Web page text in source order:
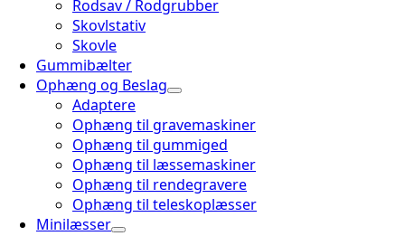
Rodsav / Rodgrubber
Skovlstativ
Skovle
Gummibælter
Ophæng og Beslag
Adaptere
Ophæng til gravemaskiner
Ophæng til gummiged
Ophæng til læssemaskiner
Ophæng til rendegravere
Ophæng til teleskoplæsser
Minilæsser